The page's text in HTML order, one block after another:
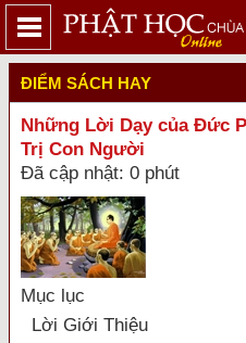
ĐIỂM SÁCH HAY
Những Lời Dạy của Ðức
Trị Con Người
Đã cập nhật: 0 phút
Mục lục
Lời Giới Thiệu